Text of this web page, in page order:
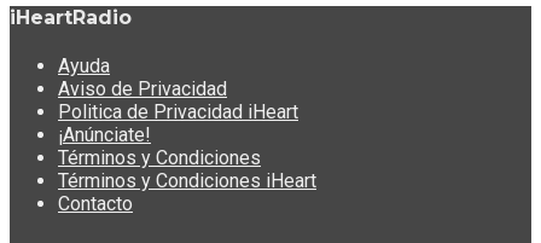
iHeartRadio
Ayuda
Aviso de Privacidad
Politica de Privacidad iHeart
¡Anúnciate!
Términos y Condiciones
Términos y Condiciones iHeart
Contacto